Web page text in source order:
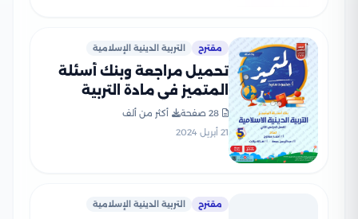
مقترح التربية الدينية الإسلامية
تحميل مراجعة وبنك أسئلة
المتميز في مادة التربية
الدينية الاسلامية للصف
الخامس الابتدائي الترم الثاني
28 صفحة
أكثر من ألف
21 أبريل 2024
مقترح التربية الدينية الإسلامية